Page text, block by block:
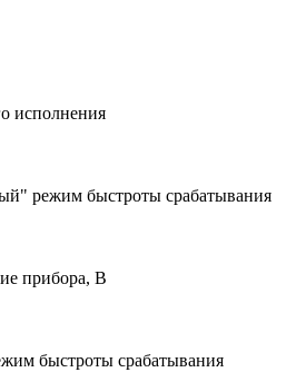
исполнения
режим быстроты срабатывания
прибора, В
быстроты срабатывания